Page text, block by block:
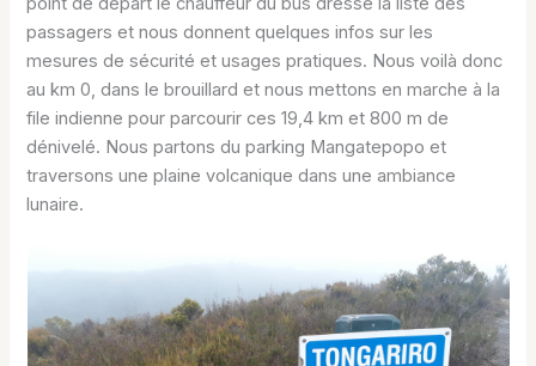
passagers et nous donnent quelques infos sur les
mesures de sécurité et usages pratiques. Nous voilà donc
au km 0, dans le brouillard et nous mettons en marche à la
file indienne pour parcourir ces 19,4 km et 800 m de
dénivelé. Nous partons du parking Mangatepopo et
traversons une plaine volcanique dans une ambiance
lunaire.